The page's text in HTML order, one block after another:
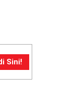
Sini!